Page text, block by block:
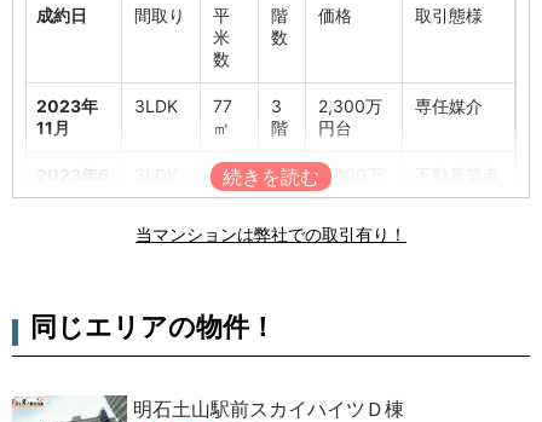
成約日 間取り
平
米
数
階
数
価格 取引態様
2023年
11月
3LDK
77
㎡
3
階
2,300万
円台
専任媒介
2023年6
月
67
㎡
2
階
3,400万
円台
売主
1LDK
55
13
2,500万
2022年
10月
2LDK
67
㎡
月
㎡
階
円台
当マンションは弊社での取引有り！
同じエリアの物件！
明石土山駅前スカイハイツＤ棟